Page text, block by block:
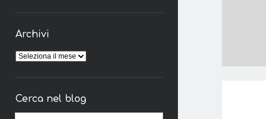
Archivi
Archivi
Cerca nel blog